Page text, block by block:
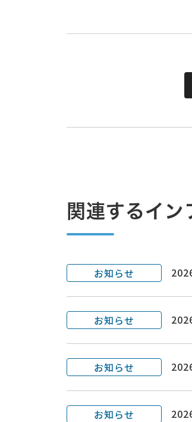
関連するイン
お知らせ
お知らせ
お知らせ
お知らせ